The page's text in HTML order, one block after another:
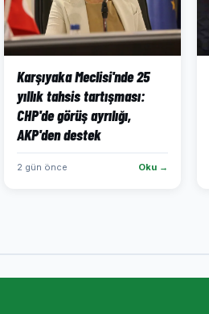
Karşıyaka Meclisi'nde 25
yıllık tahsis tartışması:
CHP'de görüş ayrılığı,
AKP'den destek
2 gün önce Oku →